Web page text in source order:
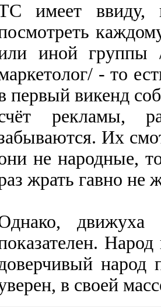
имеет ввиду,
иной группы
- то
первый викенд
рекламы,
Их
не народные,
жрать гавно не
народ
в своей